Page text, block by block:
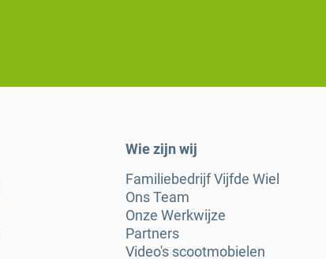
Wie zijn wij
Familiebedrijf Vijfde Wiel
Ons Team
Onze Werkwijze
Partners
Video's scootmobielen